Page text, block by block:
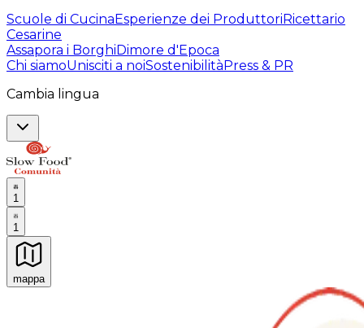
Scuole di CucinaEsperienze dei ProduttoriRicettario
Cesarine
Assapora i BorghiDimore d'Epoca
Chi siamoUnisciti a noiSostenibilitàPress & PR
Cambia lingua
1
1
mappa
Esperienze culinarie indimenticabili: Esperienze